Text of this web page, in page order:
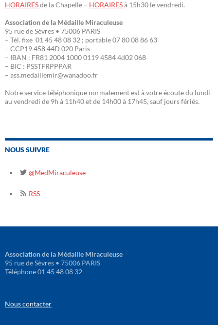
HORAIRESde la Chapelle – HORAIRESà 15h30 le vendredi.
Association de la Médaille Miraculeuse
95 rue de Sèvres • 75006 PARIS
– Tél. fixe 01 45 48 08 32 ; portable 07 80 08 86 63
– CCP19 458 44D 020 Paris
– IBAN : FR81 2004 1000 0119 4584 4d02 068
– BIC : PSSTFRPPPAR
– ass.medaillemir@wanadoo.fr
Notre service téléphonique normalement est à votre écoute du lundi
au vendredi de 9h à 11h40 et de 14h00 à 17h45, sauf jours fériés.
NOUS SUIVRE
@MedMiraculeuse
RSS
Association de la Médaille Miraculeuse
95 rue de Sèvres • 75006 PARIS
Téléphone 01 45 48 08 32
Nous contacter